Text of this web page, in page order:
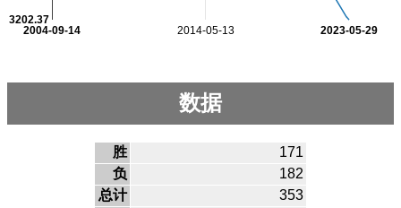
2014-05-13
2004-09-14 2023-05-29
3202.37
数据
胜
171
负
182
总计
353